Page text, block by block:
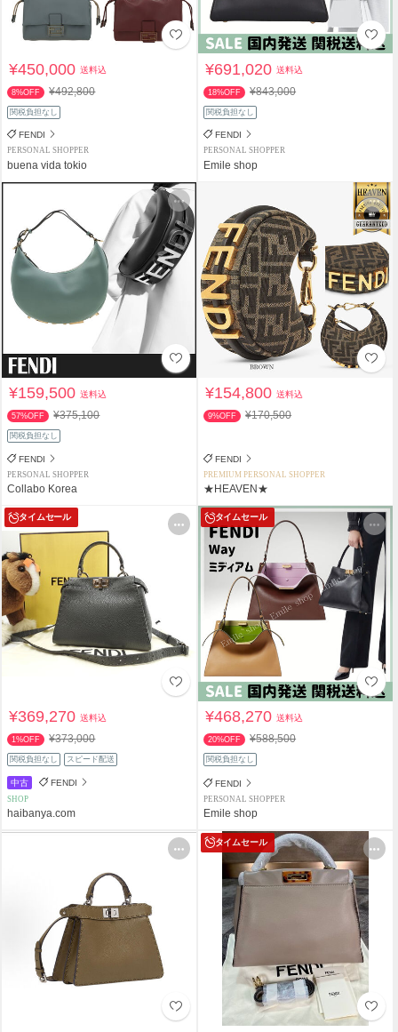
¥450,000送料込
8%OFF ¥492,800
関税負担なし
FENDI
PERSONAL SHOPPER
buena vida tokio
¥691,020送料込
18%OFF ¥843,000
関税負担なし
FENDI
PERSONAL SHOPPER
Emile shop
¥159,500送料込
57%OFF ¥375,100
関税負担なし
FENDI
PERSONAL SHOPPER
Collabo Korea
¥154,800送料込
9%OFF ¥170,500
FENDI
PREMIUM PERSONAL SHOPPER
★HEAVEN★
タイムセール
¥369,270送料込
1%OFF ¥373,000
関税負担なし スピード配送
中古 FENDI
SHOP
haibanya.com
タイムセール
¥468,270送料込
20%OFF ¥588,500
関税負担なし
FENDI
PERSONAL SHOPPER
Emile shop
タイムセール